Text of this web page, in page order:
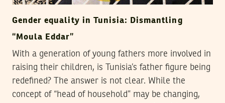
Gender equality in Tunisia: Dismantling
“Moula Eddar”
With a generation of young fathers more involved in
raising their children, is Tunisia’s father figure being
redefined? The answer is not clear. While the
concept of “head of household” may be changing,